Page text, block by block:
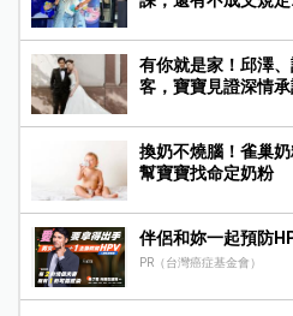
有你就是家！邱澤
客，寶寶見證深情
換奶不燒腦！雀巢
幫寶寶找命定奶粉
伴侶和妳一起預防
PR（台灣癌症基金會）